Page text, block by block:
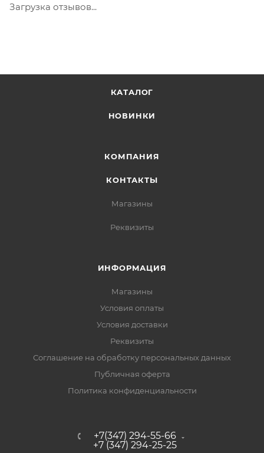
Загрузка отзывов...
КАТАЛОГ
НОВИНКИ
КОМПАНИЯ
КОНТАКТЫ
Магазины
Реквизиты
ИНФОРМАЦИЯ
Магазины
Условия оплаты
Условия доставки
Реквизиты
Соглашение на обработку персональных данных
Публичная оферта
Политика конфиденциальности
+7(347) 294-55-66
+7 (347) 294-25-25